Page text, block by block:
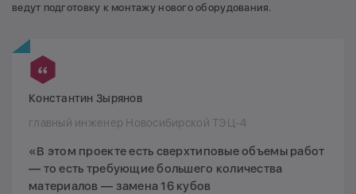
ведут подготовку к монтажу нового оборудования.
Константин Зырянов
главный инженер Новосибирской ТЭЦ-4
«В этом проекте есть сверхтиповые объемы работ
— то есть требующие большего количества
материалов — замена 16 кубов